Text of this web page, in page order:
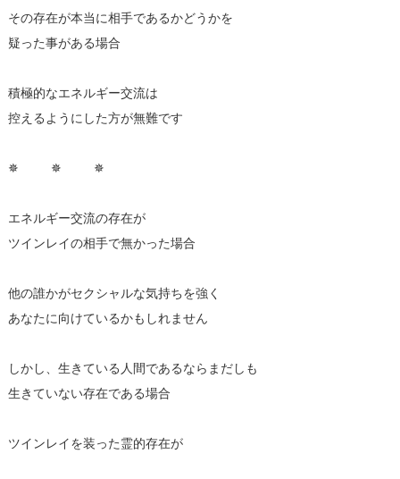
その存在が本当に相手であるかどうかを
疑った事がある場合
積極的なエネルギー交流は
控えるようにした方が無難です
✵ ✵ ✵
エネルギー交流の存在が
ツインレイの相手で無かった場合
他の誰かがセクシャルな気持ちを強く
あなたに向けているかもしれません
しかし、生きている人間であるならまだしも
生きていない存在である場合
ツインレイを装った霊的存在が